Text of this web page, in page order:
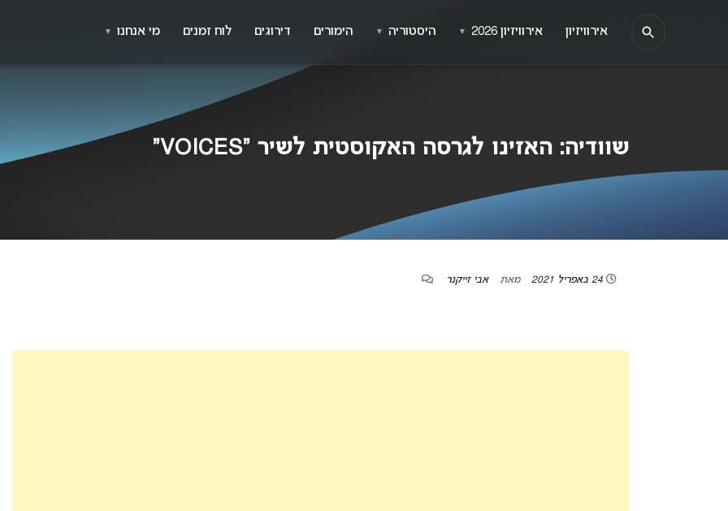
שוודיה: האזינו לגרסה האקוסטית לשיר “VOICES”
מאת אבי זייקנר
אירוויזיון אירוויזיון 2026 ▼ היסטוריה ▼ הימורים דירוגים לוח זמנים מי אנחנו ▼